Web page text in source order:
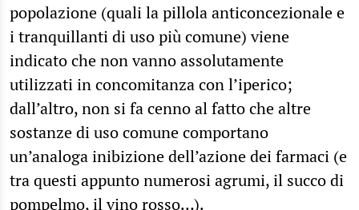
popolazione (quali la pillola anticoncezionale e
i tranquillanti di uso più comune) viene
indicato che non vanno assolutamente
utilizzati in concomitanza con l’iperico;
dall’altro, non si fa cenno al fatto che altre
sostanze di uso comune comportano
un’analoga inibizione dell’azione dei farmaci (e
tra questi appunto numerosi agrumi, il succo di
pompelmo, il vino rosso…).